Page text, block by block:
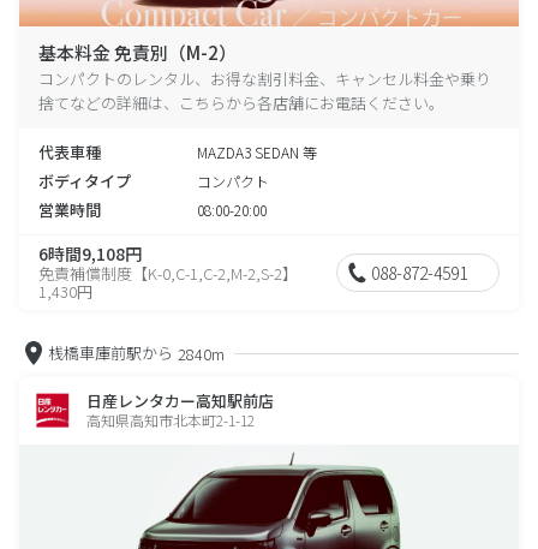
基本料金 免責別（M-2）
コンパクトのレンタル、お得な割引料金、キャンセル料金や乗り
捨てなどの詳細は、こちらから各店舗にお電話ください。
代表車種 MAZDA3 SEDAN 等
ボディタイプ コンパクト
営業時間 08:00-20:00
6時間9,108円
免責補償制度【K-0,C-1,C-2,M-2,S-2】
1,430円
088-872-4591
桟橋車庫前駅から 2840m
日産レンタカー高知駅前店
高知県高知市北本町2-1-12